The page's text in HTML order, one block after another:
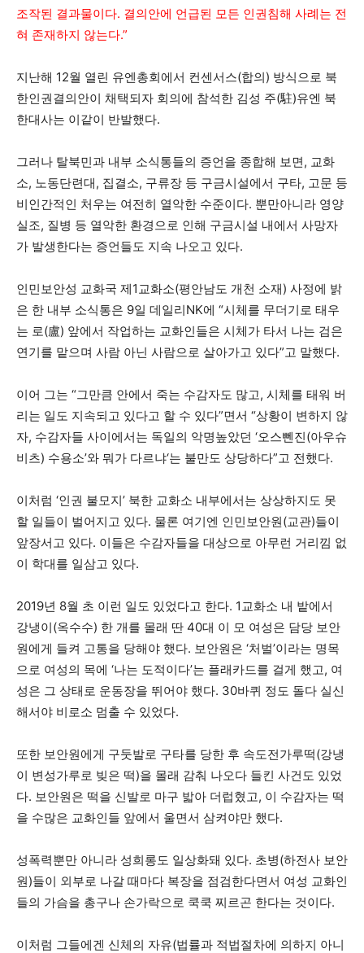
조작된 결과물이다. 결의안에 언급된 모든 인권침해 사례는 전
혀 존재하지 않는다.”
지난해 12월 열린 유엔총회에서 컨센서스(합의) 방식으로 북
한인권결의안이 채택되자 회의에 참석한 김성 주(駐)유엔 북
한대사는 이같이 반발했다.
그러나 탈북민과 내부 소식통들의 증언을 종합해 보면, 교화
소, 노동단련대, 집결소, 구류장 등 구금시설에서 구타, 고문 등
비인간적인 처우는 여전히 열악한 수준이다. 뿐만아니라 영양
실조, 질병 등 열악한 환경으로 인해 구금시설 내에서 사망자
가 발생한다는 증언들도 지속 나오고 있다.
인민보안성 교화국 제1교화소(평안남도 개천 소재) 사정에 밝
은 한 내부 소식통은 9일 데일리NK에 “시체를 무더기로 태우
는 로(盧) 앞에서 작업하는 교화인들은 시체가 타서 나는 검은
연기를 맡으며 사람 아닌 사람으로 살아가고 있다”고 말했다.
이어 그는 “그만큼 안에서 죽는 수감자도 많고, 시체를 태워 버
리는 일도 지속되고 있다고 할 수 있다”면서 “상황이 변하지 않
자, 수감자들 사이에서는 독일의 악명높았던 ‘오스뻰진(아우슈
비츠) 수용소’와 뭐가 다르냐‘는 불만도 상당하다”고 전했다.
이처럼 ‘인권 불모지’ 북한 교화소 내부에서는 상상하지도 못
할 일들이 벌어지고 있다. 물론 여기엔 인민보안원(교관)들이
앞장서고 있다. 이들은 수감자들을 대상으로 아무런 거리낌 없
이 학대를 일삼고 있다.
2019년 8월 초 이런 일도 있었다고 한다. 1교화소 내 밭에서
강냉이(옥수수) 한 개를 몰래 딴 40대 이 모 여성은 담당 보안
원에게 들켜 고통을 당해야 했다. 보안원은 ‘처벌’이라는 명목
으로 여성의 목에 ‘나는 도적이다’는 플래카드를 걸게 했고, 여
성은 그 상태로 운동장을 뛰어야 했다. 30바퀴 정도 돌다 실신
해서야 비로소 멈출 수 있었다.
또한 보안원에게 구둣발로 구타를 당한 후 속도전가루떡(강냉
이 변성가루로 빚은 떡)을 몰래 감춰 나오다 들킨 사건도 있었
다. 보안원은 떡을 신발로 마구 밟아 더럽혔고, 이 수감자는 떡
을 수많은 교화인들 앞에서 울면서 삼켜야만 했다.
성폭력뿐만 아니라 성희롱도 일상화돼 있다. 초병(하전사 보안
원)들이 외부로 나갈 때마다 복장을 점검한다면서 여성 교화인
들의 가슴을 총구나 손가락으로 쿡쿡 찌르곤 한다는 것이다.
이처럼 그들에겐 신체의 자유(법률과 적법절차에 의하지 아니